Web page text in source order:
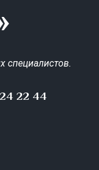
специалистов.
22 44